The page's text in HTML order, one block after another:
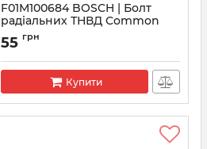
F01M100684 BOSCH | Болт
радіальних ТНВД Common
Rail CP1
Артикул:
55 грн
Купити